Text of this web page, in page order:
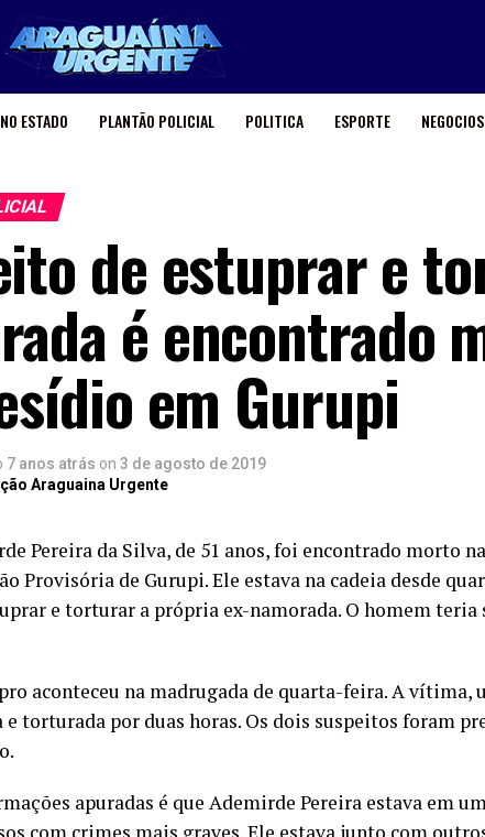
ESTADO PLANTÃO POLICIAL POLITICA ESPORTE NEGOCIOS
de estuprar e
é encontrado
em Gurupi
7 anos atrás on 3 de agosto de 2019
Araguaina Urgente
Pereira da Silva, de 51 anos, foi encontrado morto
Provisória de Gurupi. Ele estava na cadeia desde
e torturar a própria ex-namorada. O homem teria
aconteceu na madrugada de quarta-feira. A vítima,
e torturada por duas horas. Os dois suspeitos foram
apuradas é que Ademirde Pereira estava em